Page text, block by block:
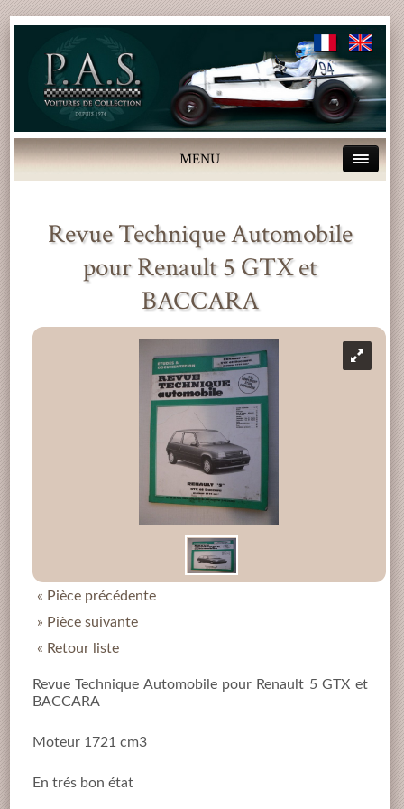
MENU
Revue Technique Automobile
pour Renault 5 GTX et
BACCARA
« Pièce précédente
» Pièce suivante
« Retour liste
Revue Technique Automobile pour Renault 5 GTX et
BACCARA
Moteur 1721 cm3
En trés bon état